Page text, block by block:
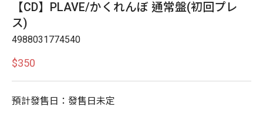
【CD】PLAVE/かくれんぼ 通常盤(初回プレ
ス)
4988031774540
$350
預計發售日：發售日未定